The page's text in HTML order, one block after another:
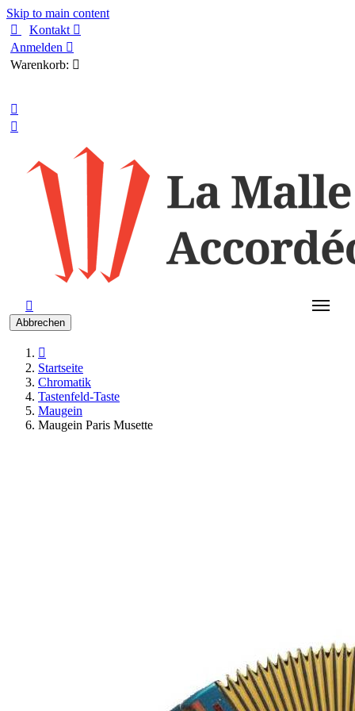
Skip to main content

Kontakt 
Anmelden 
Warenkorb: 



Abbrechen

Startseite
Chromatik
Tastenfeld-Taste
Maugein
Maugein Paris Musette